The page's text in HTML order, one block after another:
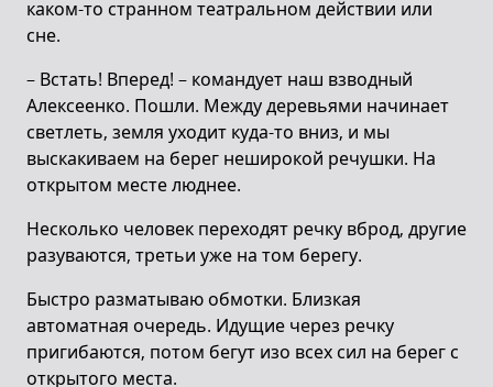
каком-то странном театральном действии или
сне.
– Встать! Вперед! – командует наш взводный
Алексеенко. Пошли. Между деревьями начинает
светлеть, земля уходит куда-то вниз, и мы
выскакиваем на берег неширокой речушки. На
открытом месте люднее.
Несколько человек переходят речку вброд, другие
разуваются, третьи уже на том берегу.
Быстро разматываю обмотки. Близкая
автоматная очередь. Идущие через речку
пригибаются, потом бегут изо всех сил на берег с
открытого места.